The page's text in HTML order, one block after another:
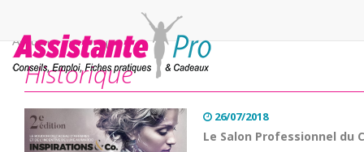
Accueil > Historique
Historique
26/07/2018
Le Salon Professionnel du